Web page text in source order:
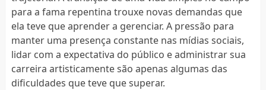
para a fama repentina trouxe novas demandas que
ela teve que aprender a gerenciar. A pressão para
manter uma presença constante nas mídias sociais,
lidar com a expectativa do público e administrar sua
carreira artisticamente são apenas algumas das
dificuldades que teve que superar.